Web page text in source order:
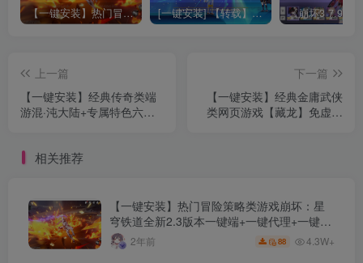
【一键安装】热门冒险策略类游戏崩坏：星穹铁道全新2.3版本一键端+一键代理+一键启动+免虚拟机 [一键安装] 【转载】原神3.4真端服务端+源码+配套客户端+详尽说明+GM工具+源码说明文件
上一篇
【一键安装】经典传奇类端
游混·沌大陆+专属特色六职
下一篇
【一键安装】经典金庸武侠
类网页游戏【藏龙】免虚拟
相关推荐
【一键安装】热门冒险策略类游戏崩坏：星
穹铁道全新2.3版本一键端+一键代理+一键启
动+免虚拟机
2年前 88 4.3W+